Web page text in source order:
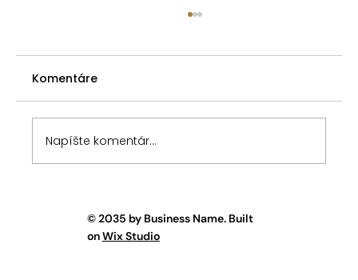
prejavu vôle
V článku Zákonné predkupné právo
spoluvlastníka som poukázal na tri
spôsoby riešenia situácie pri porušení
predkupného práva podielového
spoluvlastníka v prípade, keď prevádzajúci
Komentáre
Napíšte komentár...
© 2035 by Business Name. Built
onWix Studio